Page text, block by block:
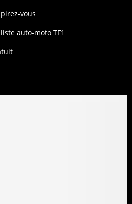
vous
auto-moto TF1